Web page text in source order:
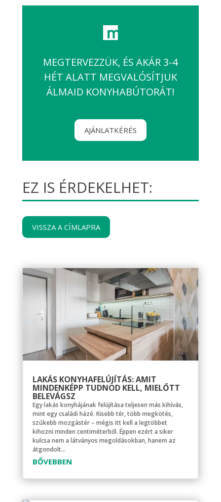
MEGTERVEZZÜK, ÉS AKÁR 3-4
HÉT ALATT MEGVALÓSÍTJUK
ÁLMAID KONYHABÚTORÁT!
AJÁNLATKÉRÉS
EZ IS ÉRDEKELHET:
VISSZA A CÍMLAPRA
LAKÁS KONYHAFELÚJÍTÁS: AMIT
MINDENKÉPP TUDNOD KELL, MIELŐTT
BELEVÁGSZ
Egy lakás konyhájának felújítása teljesen más kihívás,
mint egy családi házé. Kisebb tér, több megkötés,
szűkebb mozgástér – mégis itt kell a legtöbbet
kihozni minden centiméterből. Éppen ezért a siker
kulcsa nem a látványos megoldásokban, hanem az
átgondolt...
BŐVEBBEN